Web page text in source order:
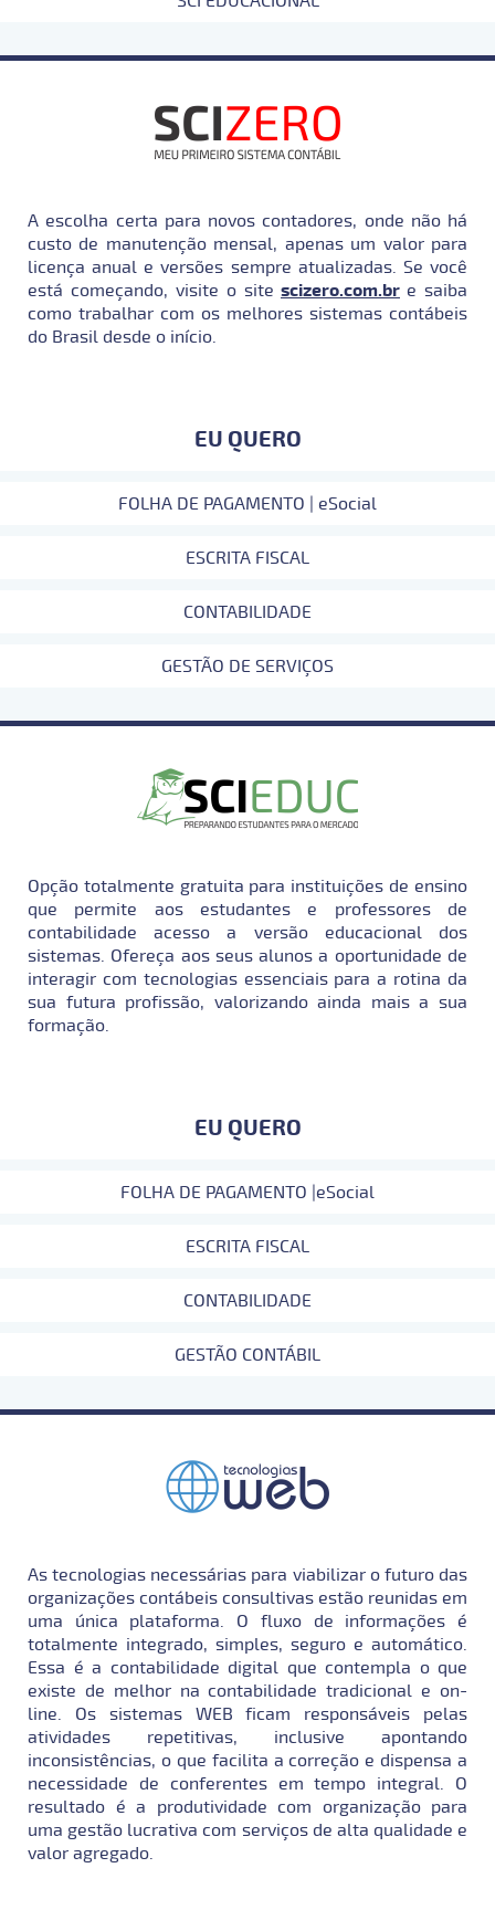
A escolha certa para novos contadores, onde não há
custo de manutenção mensal, apenas um valor para
licença anual e versões sempre atualizadas. Se você
está começando, visite o site scizero.com.br e saiba
como trabalhar com os melhores sistemas contábeis
do Brasil desde o início.
EU QUERO
FOLHA DE PAGAMENTO | eSocial
ESCRITA FISCAL
CONTABILIDADE
GESTÃO DE SERVIÇOS
Opção totalmente gratuita para instituições de ensino
que permite aos estudantes e professores de
contabilidade acesso a versão educacional dos
sistemas. Ofereça aos seus alunos a oportunidade de
interagir com tecnologias essenciais para a rotina da
sua futura profissão, valorizando ainda mais a sua
formação.
EU QUERO
FOLHA DE PAGAMENTO |eSocial
ESCRITA FISCAL
CONTABILIDADE
GESTÃO CONTÁBIL
As tecnologias necessárias para viabilizar o futuro das
organizações contábeis consultivas estão reunidas em
uma única plataforma. O fluxo de informações é
totalmente integrado, simples, seguro e automático.
Essa é a contabilidade digital que contempla o que
existe de melhor na contabilidade tradicional e on-
line. Os sistemas WEB ficam responsáveis pelas
atividades repetitivas, inclusive apontando
inconsistências, o que facilita a correção e dispensa a
necessidade de conferentes em tempo integral. O
resultado é a produtividade com organização para
uma gestão lucrativa com serviços de alta qualidade e
valor agregado.